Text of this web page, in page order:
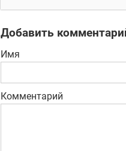
викингов!
Добавить
Имя
Комментарий